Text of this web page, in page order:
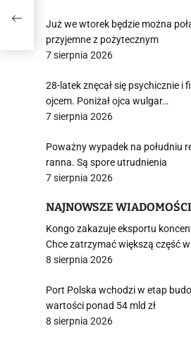
Już we wtorek będzie można
przyjemne z pożytecznym
7 sierpnia 2026
28-latek znęcał się psychicznie i
ojcem. Poniżał ojca wulgar…
7 sierpnia 2026
Poważny wypadek na południu
ranna. Są spore utrudnienia
7 sierpnia 2026
NAJNOWSZE WIADOMOŚCI
Kongo zakazuje eksportu
Chce zatrzymać większą część
8 sierpnia 2026
Port Polska wchodzi w etap
wartości ponad 54 mld zł
8 sierpnia 2026